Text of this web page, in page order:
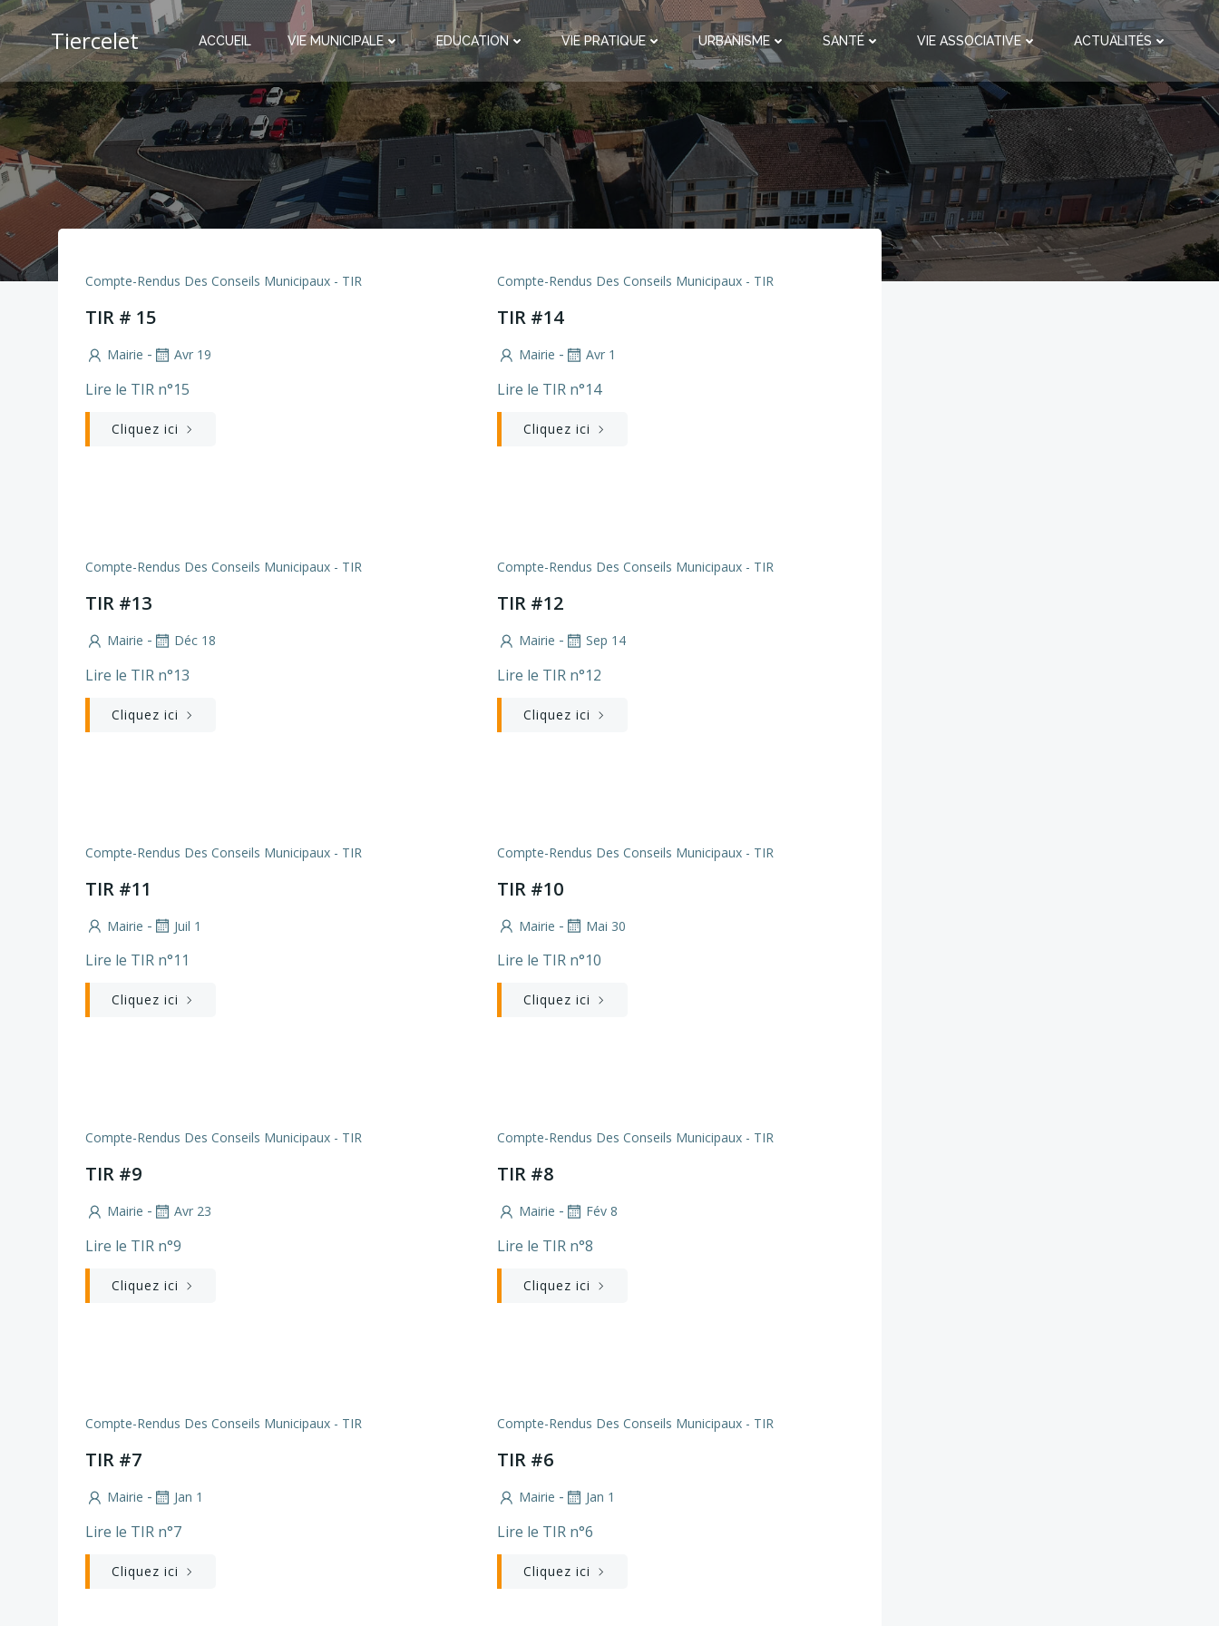
Aller
au
contenuTiercelet ACCUEIL VIE MUNICIPALE EDUCATION VIE PRATIQUE URBANISME SANTÉ VIE ASSOCIATIVE ACTUALITÉS
Compte-Rendus Des Conseils Municipaux - TIR
TIR # 15
Mairie - Avr 19
Lire le TIR n°15
Cliquez ici
Compte-Rendus Des Conseils Municipaux - TIR
TIR #14
Mairie - Avr 1
Lire le TIR n°14
Cliquez ici
Compte-Rendus Des Conseils Municipaux - TIR
TIR #13
Mairie - Déc 18
Lire le TIR n°13
Cliquez ici
Compte-Rendus Des Conseils Municipaux - TIR
TIR #12
Mairie - Sep 14
Lire le TIR n°12
Cliquez ici
Compte-Rendus Des Conseils Municipaux - TIR
TIR #11
Mairie - Juil 1
Lire le TIR n°11
Cliquez ici
Compte-Rendus Des Conseils Municipaux - TIR
TIR #10
Mairie - Mai 30
Lire le TIR n°10
Cliquez ici
Compte-Rendus Des Conseils Municipaux - TIR
TIR #9
Mairie - Avr 23
Lire le TIR n°9
Cliquez ici
Compte-Rendus Des Conseils Municipaux - TIR
TIR #8
Mairie - Fév 8
Lire le TIR n°8
Cliquez ici
Compte-Rendus Des Conseils Municipaux - TIR
TIR #7
Mairie - Jan 1
Lire le TIR n°7
Cliquez ici
Compte-Rendus Des Conseils Municipaux - TIR
TIR #6
Mairie - Jan 1
Lire le TIR n°6
Cliquez ici